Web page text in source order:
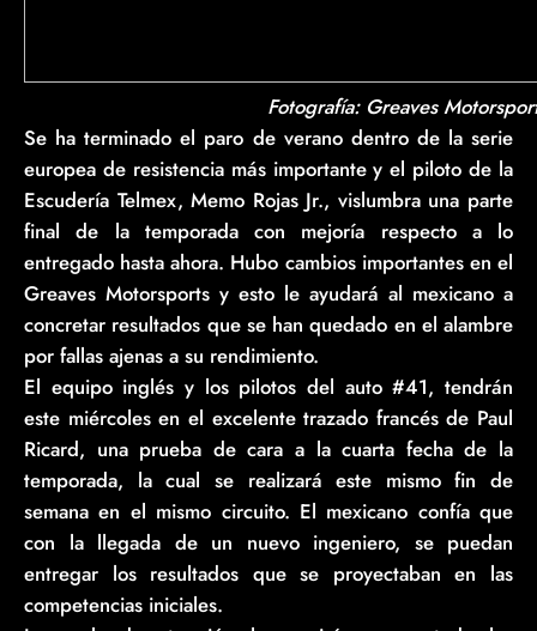
Fotografía: Greaves
Se ha terminado el paro de verano dentro de la serie
europea de resistencia más importante y el piloto de la
Escudería Telmex, Memo Rojas Jr., vislumbra una parte
final de la temporada con mejoría respecto a lo
entregado hasta ahora. Hubo cambios importantes en el
Greaves Motorsports y esto le ayudará al mexicano a
concretar resultados que se han quedado en el alambre
por fallas ajenas a su rendimiento.
El equipo inglés y los pilotos del auto #41, tendrán
este miércoles en el excelente trazado francés de Paul
Ricard, una prueba de cara a la cuarta fecha de la
temporada, la cual se realizará este mismo fin de
semana en el mismo circuito. El mexicano confía que
con la llegada de un nuevo ingeniero, se puedan
entregar los resultados que se proyectaban en las
competencias iniciales.